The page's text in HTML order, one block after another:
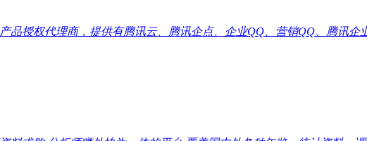
品授权代理商，提供有腾讯云、腾讯企点、企业QQ、营销QQ、腾讯企